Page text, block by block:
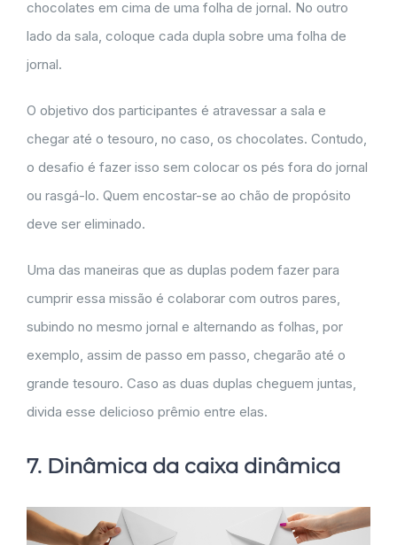
chocolates em cima de uma folha de jornal. No outro
lado da sala, coloque cada dupla sobre uma folha de
jornal.
O objetivo dos participantes é atravessar a sala e
chegar até o tesouro, no caso, os chocolates. Contudo,
o desafio é fazer isso sem colocar os pés fora do jornal
ou rasgá-lo. Quem encostar-se ao chão de propósito
deve ser eliminado.
Uma das maneiras que as duplas podem fazer para
cumprir essa missão é colaborar com outros pares,
subindo no mesmo jornal e alternando as folhas, por
exemplo, assim de passo em passo, chegarão até o
grande tesouro. Caso as duas duplas cheguem juntas,
divida esse delicioso prêmio entre elas.
7. Dinâmica da caixa dinâmica